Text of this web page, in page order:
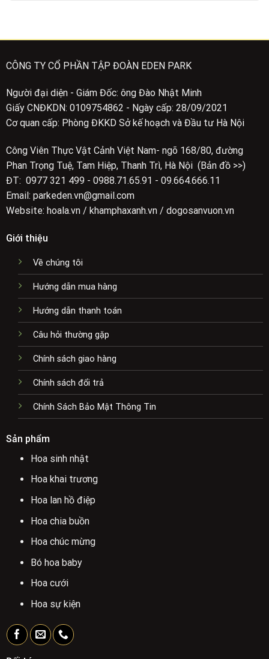
CÔNG TY CỔ PHẦN TẬP ĐOÀN EDEN PARK
Người đại diện - Giám Đốc: ông Đào Nhật Minh
Giấy CNĐKDN: 0109754862 - Ngày cấp: 28/09/2021
Cơ quan cấp: Phòng ĐKKD Sở kế hoạch và Đầu tư Hà Nội
Công Viên Thực Vật Cảnh Việt Nam- ngõ 168/80, đường
Phan Trọng Tuệ, Tam Hiệp, Thanh Trì, Hà Nội (Bản đồ >>)
ĐT: 0977 321 499 - 0988.71.65.91 - 09.664.666.11
Email: parkeden.vn@gmail.com
Website: hoala.vn / khamphaxanh.vn / dogosanvuon.vn
Giới thiệu
Về chúng tôi
Hướng dẫn mua hàng
Hướng dẫn thanh toán
Câu hỏi thường gặp
Chính sách giao hàng
Chính sách đổi trả
Chính Sách Bảo Mật Thông Tin
Sản phẩm
Hoa sinh nhật
Hoa khai trương
Hoa lan hồ điệp
Hoa chia buồn
Hoa chúc mừng
Bó hoa baby
Hoa cưới
Hoa sự kiện